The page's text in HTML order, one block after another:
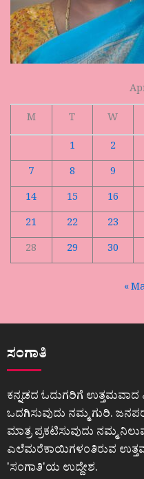
M
T W
1
2
7
8 9
14
15 16
21
22 23
28
29 30
«
ಸಂಗಾತಿ
ಕನ್ನಡದ ಓದುಗರಿಗೆ ಉತ್ತಮವಾದ
ಒದಗಿಸುವುದು ನಮ್ಮ ಗುರಿ.
ಮಾತ್ರ ಪ್ರಕಟಿಸುವುದು ನಮ್ಮ
ಎಲೆಮರೆಕಾಯಿಗಳಂತಿರುವ
ʼಸಂಗಾತಿʼಯ ಉದ್ದೇಶ.